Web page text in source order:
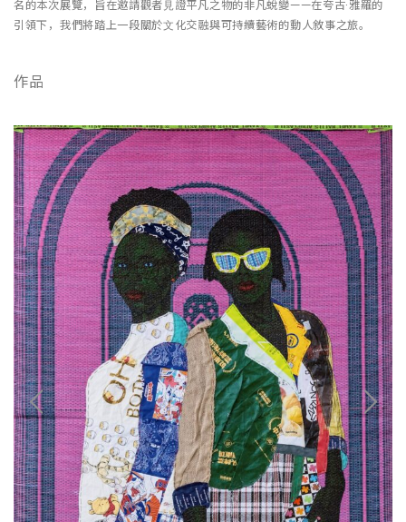
名的本次展覽，旨在邀請觀者⾒證平凡之物的非凡蛻變——在夸古·雅羅的
引領下，我們將踏上⼀段關於⽂化交融與可持續藝術的動⼈敘事之旅。
作品